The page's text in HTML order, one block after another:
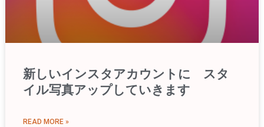
新しいインスタアカウントに スタ
イル写真アップしていきます
READ MORE »